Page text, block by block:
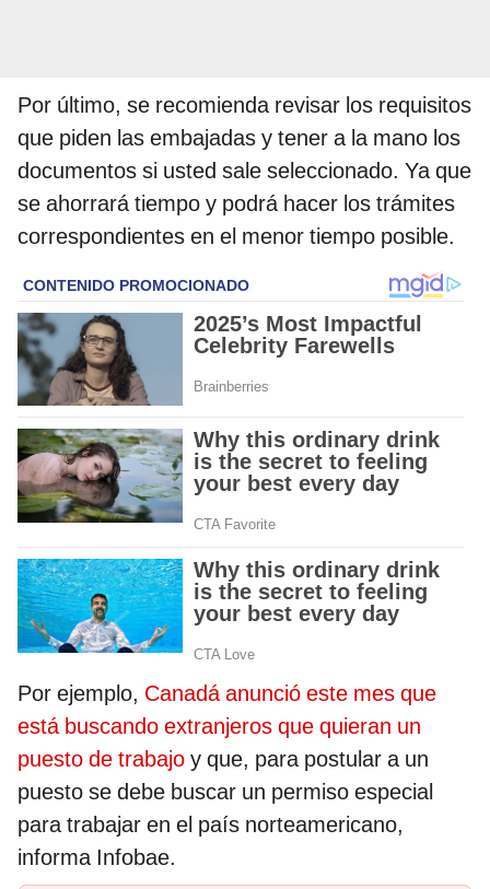
Por último, se recomienda revisar los requisitos
que piden las embajadas y tener a la mano los
documentos si usted sale seleccionado. Ya que
se ahorrará tiempo y podrá hacer los trámites
correspondientes en el menor tiempo posible.
Por ejemplo, Canadá anunció este mes que
está buscando extranjeros que quieran un
puesto de trabajo y que, para postular a un
puesto se debe buscar un permiso especial
para trabajar en el país norteamericano,
informa Infobae.